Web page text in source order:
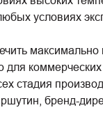
условиях
максимально
для
стадия
бренд-